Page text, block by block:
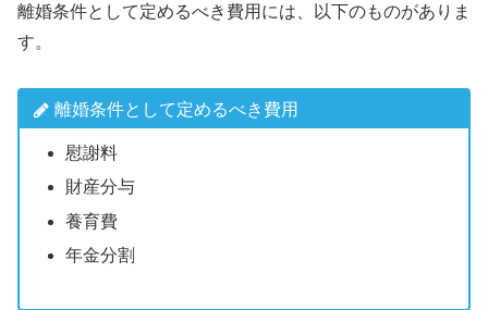
離婚条件として定めるべき費用には、以下のものがありま
す。
離婚条件として定めるべき費用
慰謝料
財産分与
養育費
年金分割